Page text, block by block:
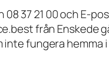
37 21 00 och E-
från Enskede
fungera hemma